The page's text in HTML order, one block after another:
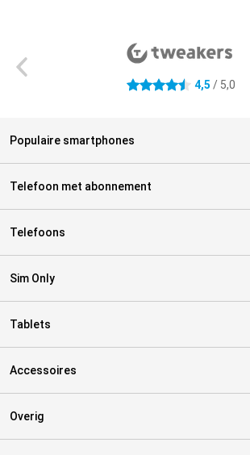
4.5 sterren 4,5 / 5,0
Populaire smartphones
Telefoon met abonnement
Telefoons
Sim Only
Tablets
Accessoires
Overig